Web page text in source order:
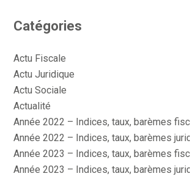
Catégories
Actu Fiscale
Actu Juridique
Actu Sociale
Actualité
Année 2022 – Indices, taux, barèmes
Année 2022 – Indices, taux, barèmes
Année 2023 – Indices, taux, barèmes
Année 2023 – Indices, taux, barèmes